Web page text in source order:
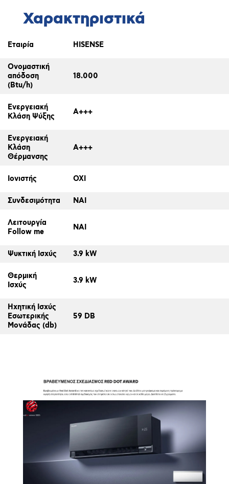
Χαρακτηριστικά
Εταιρία HISENSE
Ονομαστική
απόδοση
(Btu/h)
18.000
Ενεργειακή
Κλάση Ψύξης
A+++
Ενεργειακή
Κλάση
Θέρμανσης
A+++
Ιονιστής ΟΧΙ
Συνδεσιμότητα ΝΑΙ
Λειτουργία
Follow me
ΝΑΙ
Ψυκτική Ισχύς 3.9 kW
Θερμική
Ισχύς
3.9 kW
Ηχητική Ισχύς
Εσωτερικής
Μονάδας (db)
59 DB